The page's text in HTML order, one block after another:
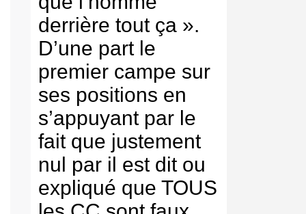
derrière tout ça ».
D’une part le
premier campe sur
ses positions en
s’appuyant par le
fait que justement
nul par il est dit ou
expliqué que TOUS